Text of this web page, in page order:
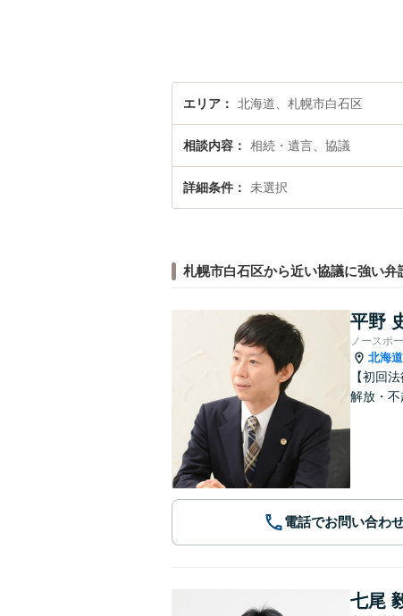
エリア 北海道、札幌市白石区
相談内容 相続・遺言、協議
詳細条件 未選択
札幌市白石区から近い協議に強い弁
平野
ノースポ
北海道
【初回
解放・
電話でお問い合わ
七尾